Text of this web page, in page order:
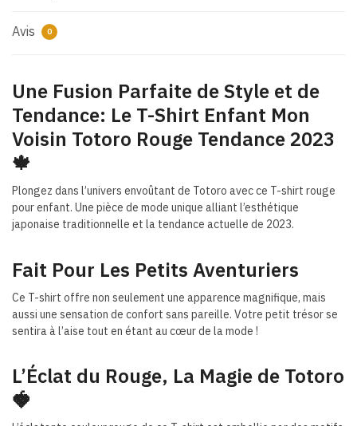
Avis 0
Une Fusion Parfaite de Style et de
Tendance: Le T-Shirt Enfant Mon
Voisin Totoro Rouge Tendance 2023
🍁
Plongez dans l’univers envoûtant de Totoro avec ce T-shirt rouge
pour enfant. Une pièce de mode unique alliant l’esthétique
japonaise traditionnelle et la tendance actuelle de 2023.
Fait Pour Les Petits Aventuriers
Ce T-shirt offre non seulement une apparence magnifique, mais
aussi une sensation de confort sans pareille. Votre petit trésor se
sentira à l’aise tout en étant au cœur de la mode !
L’Éclat du Rouge, La Magie de Totoro
🍓